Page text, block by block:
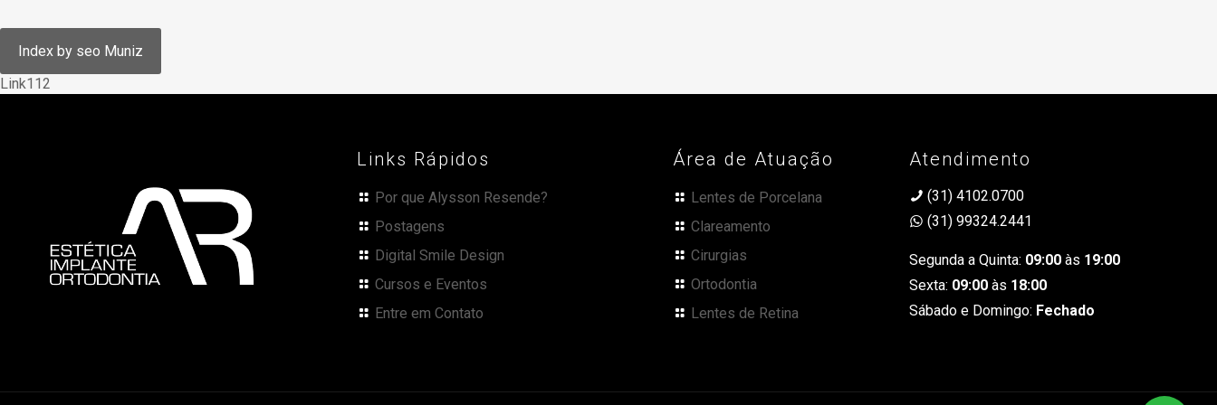
Links Rápidos
Por que Alysson Resende?
Postagens
Digital Smile Design
Cursos e Eventos
Entre em Contato
Área de Atuação
Lentes de Porcelana
Clareamento
Cirurgias
Ortodontia
Lentes de Retina
Atendimento
(31) 4102.0700
(31) 99324.2441
Segunda a Quinta: 09:00 às 19:00
Sexta: 09:00 às 18:00
Sábado e Domingo: Fechado
Link112